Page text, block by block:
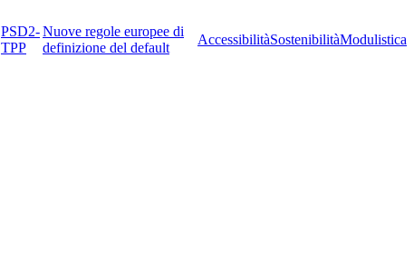
PSD2-
TPP
Nuove regole europee di
definizione del default
AccessibilitàSostenibilitàModulistica